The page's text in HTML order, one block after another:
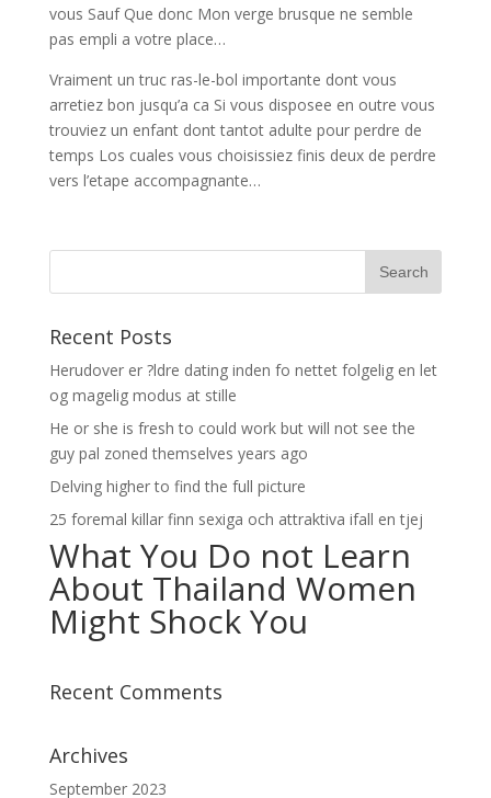
vous Sauf Que donc Mon verge brusque ne semble
pas empli a votre place…
Vraiment un truc ras-le-bol importante dont vous
arretiez bon jusqu’a ca Si vous disposee en outre vous
trouviez un enfant dont tantot adulte pour perdre de
temps Los cuales vous choisissiez finis deux de perdre
vers l’etape accompagnante…
Recent Posts
Herudover er ?ldre dating inden fo nettet folgelig en let
og magelig modus at stille
He or she is fresh to could work but will not see the
guy pal zoned themselves years ago
Delving higher to find the full picture
25 foremal killar finn sexiga och attraktiva ifall en tjej
What You Do not Learn
About Thailand Women
Might Shock You
Recent Comments
Archives
September 2023